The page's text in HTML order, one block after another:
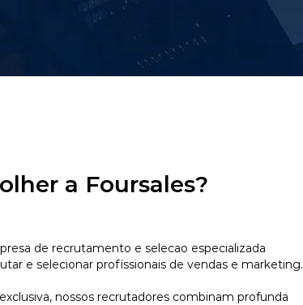
a Foursales?
de recrutamento e selecao especializada
e selecionar profissionais de vendas e marketing.
nossos recrutadores combinam profunda